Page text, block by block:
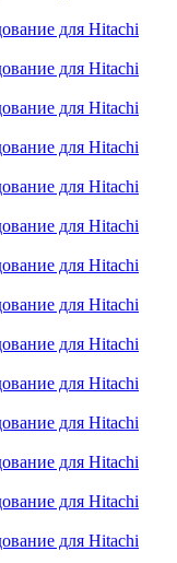
для Hitachi
для Hitachi
для Hitachi
для Hitachi
для Hitachi
для Hitachi
для Hitachi
для Hitachi
для Hitachi
для Hitachi
для Hitachi
для Hitachi
для Hitachi
для Hitachi